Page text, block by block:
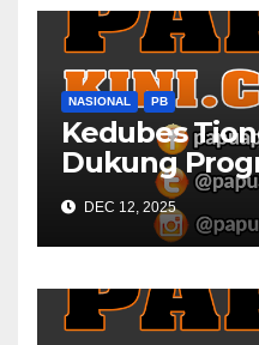
NASIONAL PB
Kedubes
Dukung
Papua Barat
DEC 12, 2025